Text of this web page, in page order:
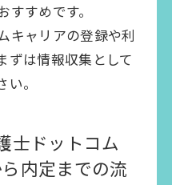
すめです。
キャリアの登録や利
ずは情報収集として
。
士ドットコム
内定までの流